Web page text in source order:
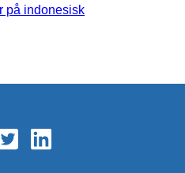
på indonesisk